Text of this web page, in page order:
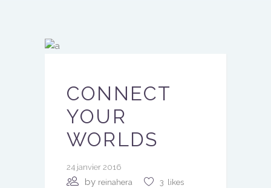
CONNECT
YOUR
WORLDS
24 janvier 2016
by reinahera 3 likes